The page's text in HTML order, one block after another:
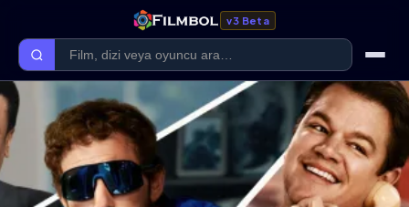
v3 Beta
Ana Sayfa
Forum
Kategoriler